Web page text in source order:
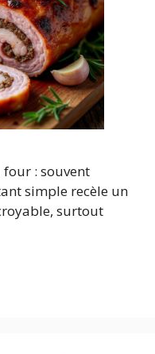
: souvent
simple recèle un
surtout